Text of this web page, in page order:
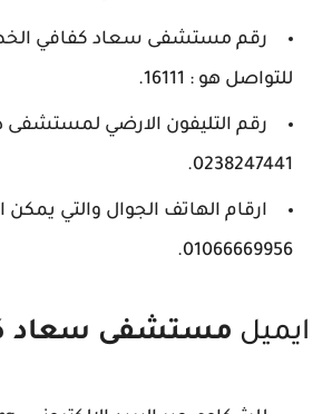
رقم مستشفى سعاد كفافي
للتواصل هو : 16111.
رقم التليفون الارضي
0238247441.
ارقام الهاتف الجوال والتي يمكن
01066669956.
ايميل مستشفى سعاد